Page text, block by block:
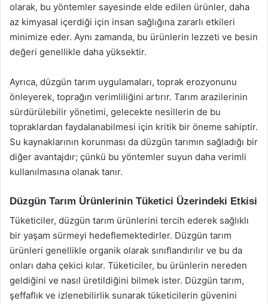
olarak, bu yöntemler sayesinde elde edilen ürünler, daha
az kimyasal içerdiği için insan sağlığına zararlı etkileri
minimize eder. Aynı zamanda, bu ürünlerin lezzeti ve besin
değeri genellikle daha yüksektir.
Ayrıca, düzgün tarım uygulamaları, toprak erozyonunu
önleyerek, toprağın verimliliğini artırır. Tarım arazilerinin
sürdürülebilir yönetimi, gelecekte nesillerin de bu
topraklardan faydalanabilmesi için kritik bir öneme sahiptir.
Su kaynaklarının korunması da düzgün tarımın sağladığı bir
diğer avantajdır; çünkü bu yöntemler suyun daha verimli
kullanılmasına olanak tanır.
Düzgün Tarım Ürünlerinin Tüketici Üzerindeki Etkisi
Tüketiciler, düzgün tarım ürünlerini tercih ederek sağlıklı
bir yaşam sürmeyi hedeflemektedirler. Düzgün tarım
ürünleri genellikle organik olarak sınıflandırılır ve bu da
onları daha çekici kılar. Tüketiciler, bu ürünlerin nereden
geldiğini ve nasıl üretildiğini bilmek ister. Düzgün tarım,
şeffaflık ve izlenebilirlik sunarak tüketicilerin güvenini